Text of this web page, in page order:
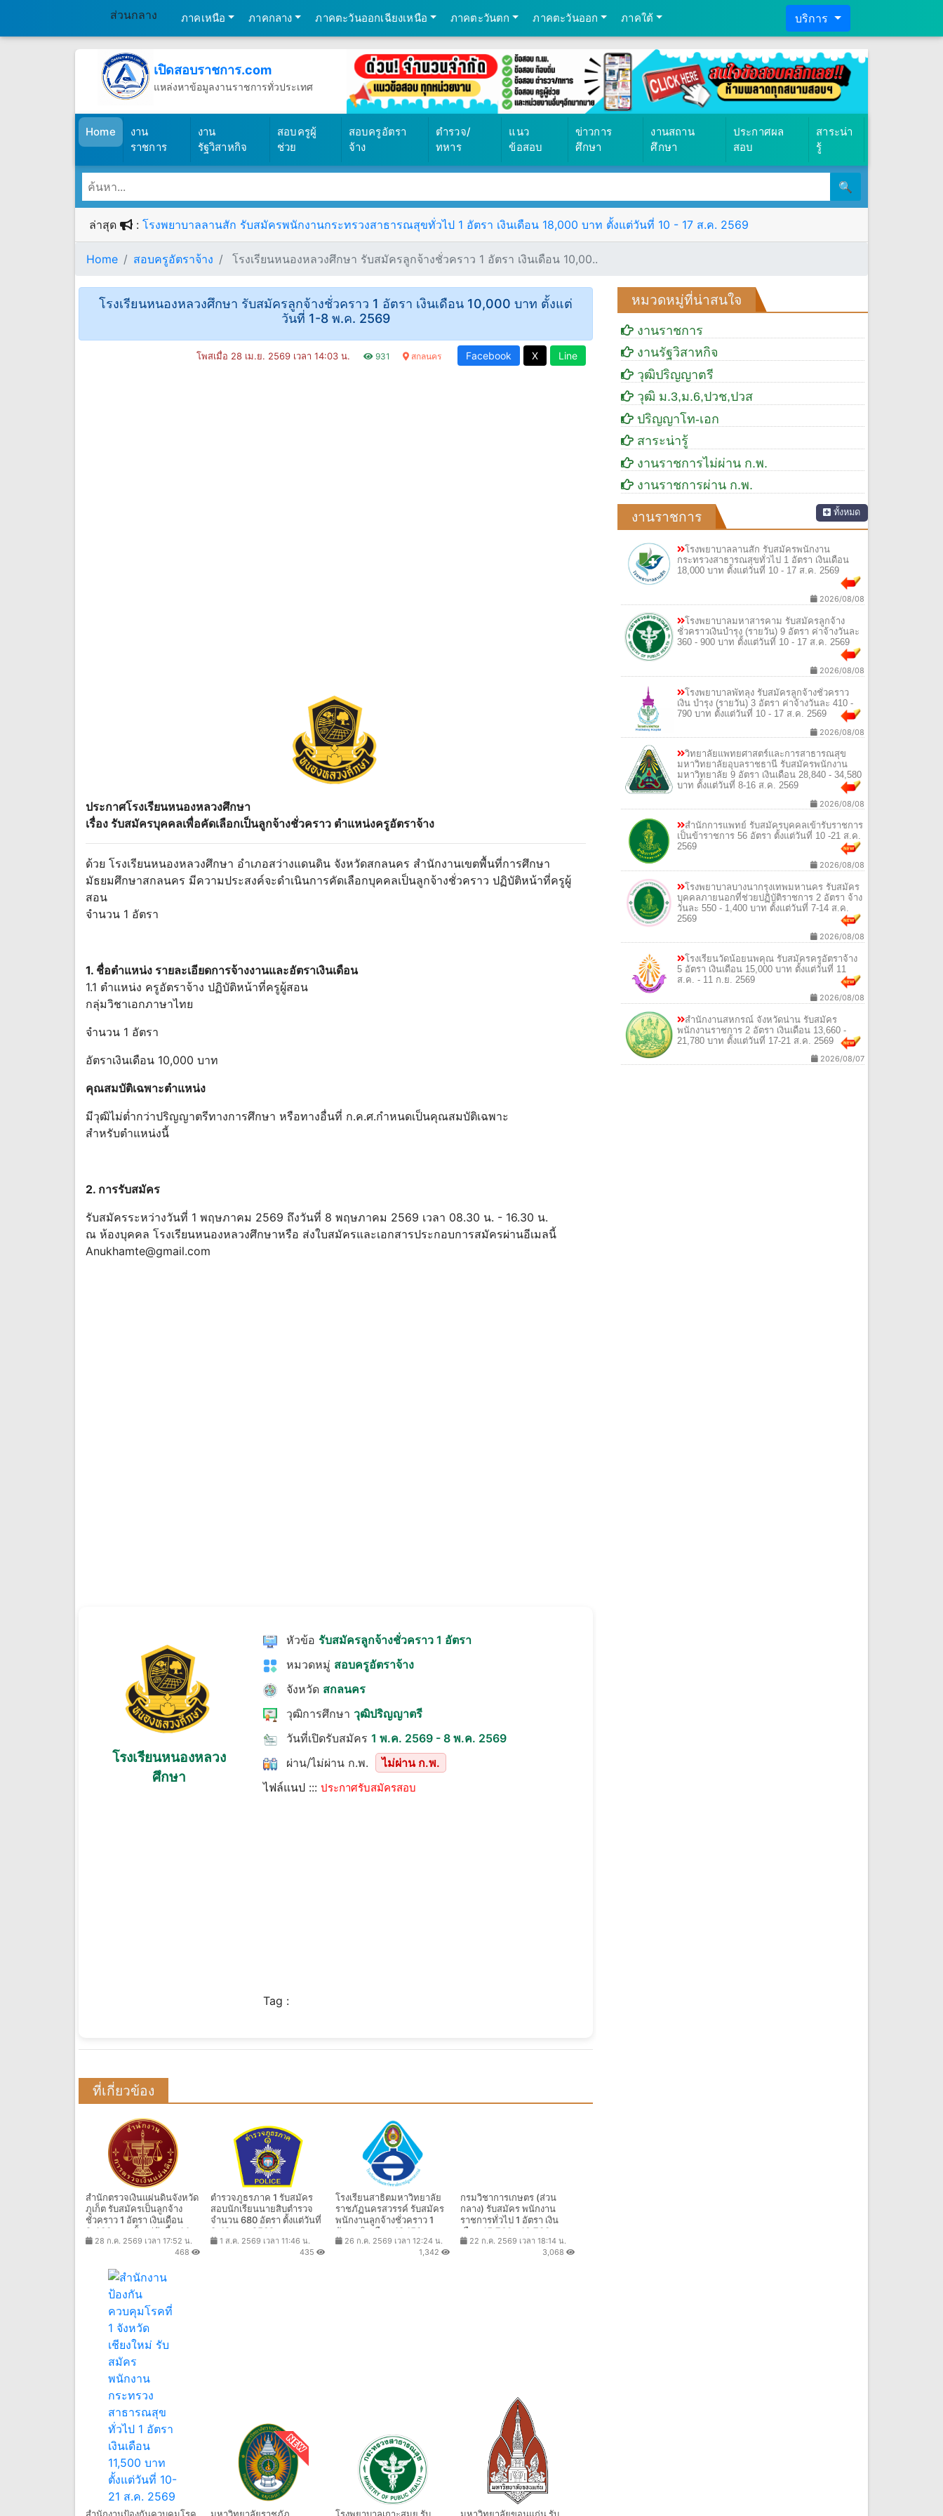
ส่วนกลาง ภาคเหนือ ภาคกลาง ภาคตะวันออกเฉียงเหนือ ภาคตะวันตก ภาคตะวันออก ภาคใต้ บริการ
เปิดสอบราชการ.com
แหล่งหาข้อมูลงานราชการทั่วประเทศ
Home(เปิดสอบราชการ)
งาน
ราชการ
งาน
รัฐวิสาหกิจ
สอบครูผู้
ช่วย
สอบครูอัตรา
จ้าง
ตำรวจ/
ทหาร
แนว
ข้อสอบ
ข่าวการ
ศึกษา
งานสถาน
ศึกษา
ประกาศผล
สอบ
สาระน่า
รู้
🔍
ล่าสุด : โรงพยาบาลลานสัก รับสมัครพนักงานกระทรวงสาธารณสุขทั่วไป 1 อัตรา เงินเดือน 18,000 บาท ตั้งแต่วันที่ 10 - 17 ส.ค. 2569
Home สอบครูอัตราจ้าง โรงเรียนหนองหลวงศึกษา รับสมัครลูกจ้างชั่วคราว 1 อัตรา เงินเดือน 10,00..
โรงเรียนหนองหลวงศึกษา รับสมัครลูกจ้างชั่วคราว 1 อัตรา เงินเดือน 10,000 บาท ตั้งแต่
วันที่ 1-8 พ.ค. 2569
โพสเมื่อ 28 เม.ย. 2569 เวลา 14:03 น. 931 สกลนคร Facebook X Line
ประกาศโรงเรียนหนองหลวงศึกษา
เรื่อง รับสมัครบุคคลเพื่อคัดเลือกเป็นลูกจ้างชั่วคราว ตำแหน่งครูอัตราจ้าง
ด้วย โรงเรียนหนองหลวงศึกษา อำเภอสว่างแดนดิน จังหวัดสกลนคร สำนักงานเขตพื้นที่การศึกษา
มัธยมศึกษาสกลนคร มีความประสงค์จะดำเนินการคัดเลือกบุคคลเป็นลูกจ้างชั่วคราว ปฏิบัติหน้าที่ครูผู้
สอน
จำนวน 1 อัตรา
1. ชื่อตำแหน่ง รายละเอียดการจ้างงานและอัตราเงินเดือน
1.1 ตำแหน่ง ครูอัตราจ้าง ปฏิบัติหน้าที่ครูผู้สอน
กลุ่มวิชาเอกภาษาไทย
จำนวน 1 อัตรา
อัตราเงินเดือน 10,000 บาท
คุณสมบัติเฉพาะตำแหน่ง
มีวุฒิไม่ต่ำกว่าปริญญาตรีทางการศึกษา หรือทางอื่นที่ ก.ค.ศ.กำหนดเป็นคุณสมบัติเฉพาะ
สำหรับตำแหน่งนี้
2. การรับสมัคร
รับสมัครระหว่างวันที่ 1 พฤษภาคม 2569 ถึงวันที่ 8 พฤษภาคม 2569 เวลา 08.30 น. - 16.30 น.
ณ ห้องบุคคล โรงเรียนหนองหลวงศึกษาหรือ ส่งใบสมัครและเอกสารประกอบการสมัครผ่านอีเมลนี้
Anukhamte@gmail.com
โรงเรียนหนองหลวง
ศึกษา
หัวข้อ รับสมัครลูกจ้างชั่วคราว 1 อัตรา
หมวดหมู่ สอบครูอัตราจ้าง
จังหวัด สกลนคร
วุฒิการศึกษา วุฒิปริญญาตรี
วันที่เปิดรับสมัคร 1 พ.ค. 2569 - 8 พ.ค. 2569
ผ่าน/ไม่ผ่าน ก.พ.
ไม่ผ่าน ก.พ.
ไฟล์แนป ::: ประกาศรับสมัครสอบ
Tag :
ที่เกี่ยวข้อง
สํานักตรวจเงินแผ่นดินจังหวัด
ภูเก็ต รับสมัครเป็นลูกจ้าง
ชั่วคราว 1 อัตรา เงินเดือน
9,400 บาท ตั้งแต่บัดนี้ - 14
28 ก.ค. 2569 เวลา 17:52 น.
ตำรวจภูธรภาค 1 รับสมัคร
สอบนักเรียนนายสิบตำรวจ
จำนวน 680 อัตรา ตั้งแต่วันที่
8-19 ส.ค. 2569
1 ส.ค. 2569 เวลา 11:46 น.
โรงเรียนสาธิตมหาวิทยาลัย
ราชภัฏนครสวรรค์ รับสมัคร
พนักงานลูกจ้างชั่วคราว 1
อัตรา เงินเดือน 18,150 บาท
ตั้งแต่วันที่ 27 ก.ค. - 11 ส.ค.
26 ก.ค. 2569 เวลา 12:24 น.
กรมวิชาการเกษตร (ส่วน
กลาง) รับสมัคร พนักงาน
ราชการทั่วไป 1 อัตรา เงิน
เดือน 15,760 - 16,700 บาท
ตั้งแต่วันที่ 10 - 17 ส.ค.
22 ก.ค. 2569 เวลา 18:14 น.
หมวดหมู่ที่น่าสนใจ
งานราชการ
งานรัฐวิสาหกิจ
วุฒิปริญญาตรี
วุฒิ ม.3,ม.6,ปวช,ปวส
ปริญญาโท-เอก
สาระน่ารู้
งานราชการไม่ผ่าน ก.พ.
งานราชการผ่าน ก.พ.
งานราชการ ทั้งหมด
โรงพยาบาลลานสัก รับสมัครพนักงาน
กระทรวงสาธารณสุขทั่วไป 1 อัตรา เงินเดือน
18,000 บาท ตั้งแต่วันที่ 10 - 17 ส.ค. 2569
2026/08/08
โรงพยาบาลมหาสารคาม รับสมัครลูกจ้าง
ชั่วคราวเงินบำรุง (รายวัน) 9 อัตรา ค่าจ้างวันละ
360 - 900 บาท ตั้งแต่วันที่ 10 - 17 ส.ค. 2569
2026/08/08
โรงพยาบาลพัทลุง รับสมัครลูกจ้างชั่วคราว
เงิน บำรุง (รายวัน) 3 อัตรา ค่าจ้างวันละ 410 -
790 บาท ตั้งแต่วันที่ 10 - 17 ส.ค. 2569
2026/08/08
วิทยาลัยแพทยศาสตร์และการสาธารณสุข
มหาวิทยาลัยอุบลราชธานี รับสมัครพนักงาน
มหาวิทยาลัย 9 อัตรา เงินเดือน 28,840 - 34,580
บาท ตั้งแต่วันที่ 8-16 ส.ค. 2569
2026/08/08
สำนักการแพทย์ รับสมัครบุคคลเข้ารับราชการ
เป็นข้าราชการ 56 อัตรา ตั้งแต่วันที่ 10 -21 ส.ค.
2569
2026/08/08
โรงพยาบาลบางนากรุงเทพมหานคร รับสมัคร
บุคคลภายนอกที่ช่วยปฏิบัติราชการ 2 อัตรา จ้าง
วันละ 550 - 1,400 บาท ตั้งแต่วันที่ 7-14 ส.ค.
2569
2026/08/08
โรงเรียนวัดน้อยนพคุณ รับสมัครครูอัตราจ้าง
5 อัตรา เงินเดือน 15,000 บาท ตั้งแต่วันที่ 11
ส.ค. - 11 ก.ย. 2569
2026/08/08
สำนักงานสหกรณ์ จังหวัดน่าน รับสมัคร
พนักงานราชการ 2 อัตรา เงินเดือน 13,660 -
21,780 บาท ตั้งแต่วันที่ 17-21 ส.ค. 2569
2026/08/07